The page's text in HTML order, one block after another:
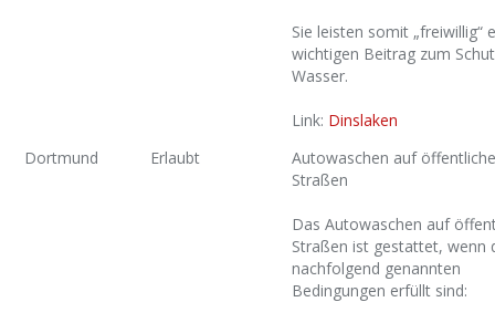
Sie leisten somit „freiwillig“
wichtigen Beitrag zum
Wasser.
Link: Dinslaken
Dortmund
Erlaubt
Autowaschen auf
Straßen
Das Autowaschen auf
Straßen ist gestattet, wenn
nachfolgend genannten
Bedingungen erfüllt sind: